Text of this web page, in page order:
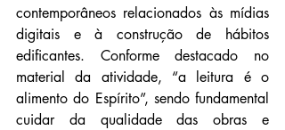
contemporâneos relacionados às mídias
digitais e à construção de hábitos
edificantes. Conforme destacado no
material da atividade, “a leitura é o
alimento do Espírito”, sendo fundamental
cuidar da qualidade das obras e